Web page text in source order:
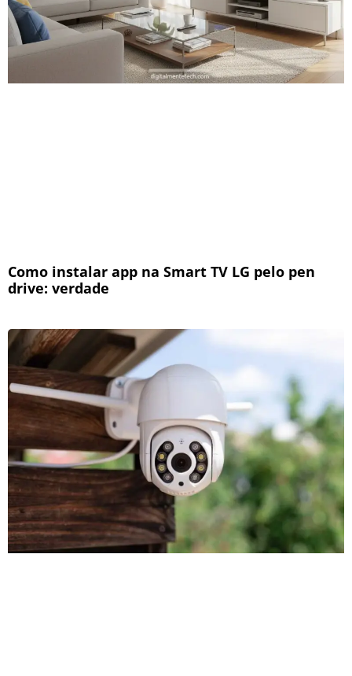
Como instalar app na Smart TV LG pelo pen
drive: verdade